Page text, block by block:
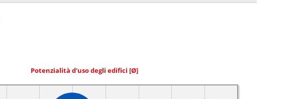
Potenzialità d'uso degli edifici [Ø]